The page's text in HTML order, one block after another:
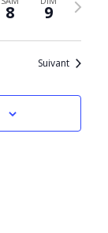
8 9
Suivant